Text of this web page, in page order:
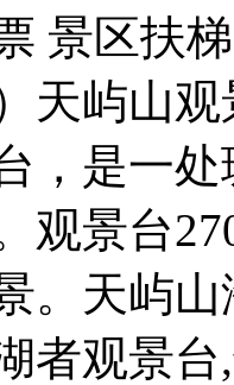
景区扶
天屿山
，是一
观景台
。天屿
者观景